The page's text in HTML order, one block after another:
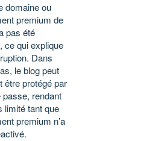
domaine ou
premium de
pas été
ce qui explique
Dans
le blog peut
être protégé par
passe, rendant
limité tant que
premium n’a